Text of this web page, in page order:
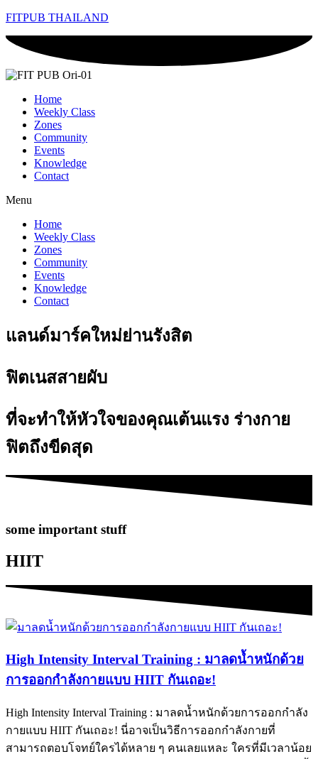
FITPUB THAILAND
Home
Weekly Class
Zones
Community
Events
Knowledge
Contact
Menu
Home
Weekly Class
Zones
Community
Events
Knowledge
Contact
แลนด์มาร์คใหม่ย่านรังสิต
ฟิตเนสสายผับ
ที่จะทำให้หัวใจของคุณเต้นแรง ร่างกาย
ฟิตถึงขีดสุด
some important stuff
HIIT
High Intensity Interval Training : มาลดน้ำหนักด้วย
การออกกำลังกายแบบ HIIT กันเถอะ!
High Intensity Interval Training : มาลดน้ำหนักด้วยการออกกำลัง
กายแบบ HIIT กันเถอะ! นี่อาจเป็นวิธีการออกกำลังกายที่
สามารถตอบโจทย์ใครได้หลาย ๆ คนเลยแหละ ใครที่มีเวลาน้อย